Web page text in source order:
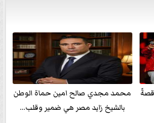
محمد مجدي صالح امين حماة الوطن
بالشيخ زايد مصر هي ضمير وقلب...